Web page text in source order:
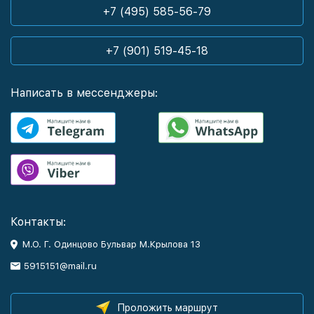
+7 (495) 585-56-79
+7 (901) 519-45-18
Написать в мессенджеры:
Контакты:
М.О. Г. Одинцово Бульвар М.Крылова 13
5915151@mail.ru
Проложить маршрут